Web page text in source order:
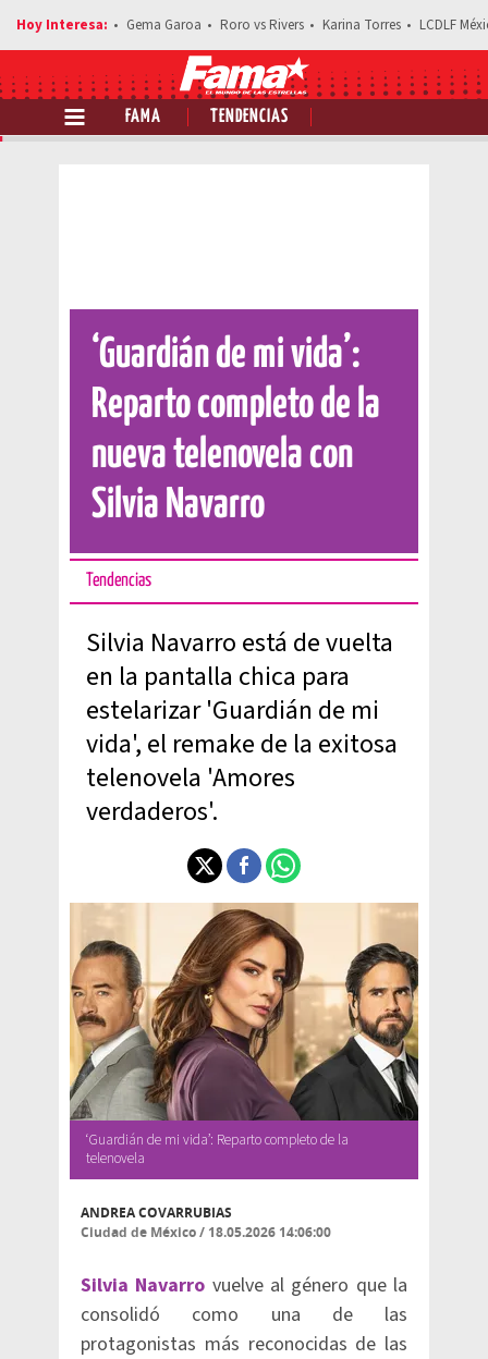
Gema Garoa Roro vs Rivers Karina Torres LCDLF
FAMA TENDENCIAS
Comparte esta noticia
‘Guardián de mi vida’:
Reparto completo de la
nueva telenovela con
Silvia Navarro
Tendencias
Silvia Navarro está de vuelta
en la pantalla chica para
estelarizar 'Guardián de mi
vida', el remake de la exitosa
telenovela 'Amores
verdaderos'.
‘Guardián de mi vida’: Reparto completo de la
telenovela
ANDREA COVARRUBIAS
Ciudad de México/ 18.05.2026 14:06:00
Silvia Navarro vuelve al género que la
consolidó como una de las
protagonistas más reconocidas de las